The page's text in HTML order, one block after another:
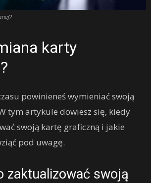
karty
powinieneś wymieniać swoją
tym artykule dowiesz się, kiedy
swoją kartę graficzną i jakie
pod uwagę.
zaktualizować swoją